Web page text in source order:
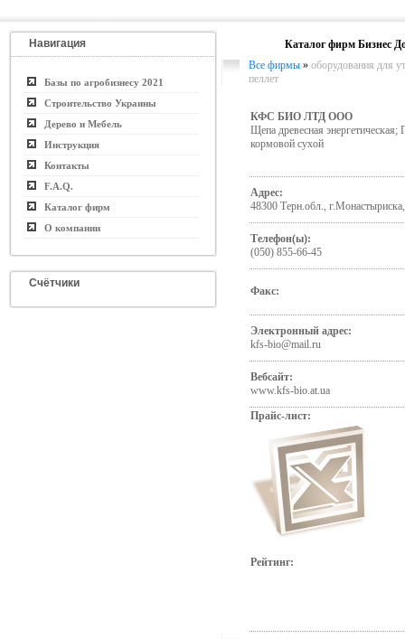
Навигация
Базы по агробизнесу 2021
Строительство Украины
Дерево и Мебель
Инструкция
Контакты
F.A.Q.
Каталог фирм
О компании
Счётчики
Каталог фирм Бизнес
Все фирмы » оборудования для
пеллет
КФС БИО ЛТД ООО
Щепа древесная энергетическая;
кормовой сухой
Адрес:
48300 Терн.обл.,
Телефон(ы):
(050) 855-66-45
Факс:
Электронный адрес:
kfs-bio@mail.ru
Вебсайт:
www.kfs-bio.at.ua
Прайс-лист:
Рейтинг: